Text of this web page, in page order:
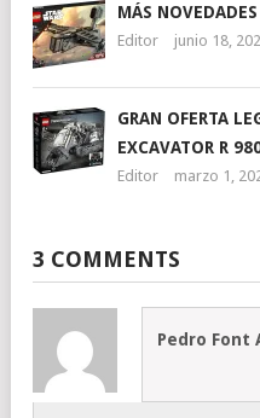
MÁS
Editor junio 18,
GRAN OFERTA
EXCAVATOR R
Editor marzo 1,
3 COMMENTS
Pedro Font